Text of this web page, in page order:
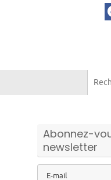
Abonnez-
newsletter